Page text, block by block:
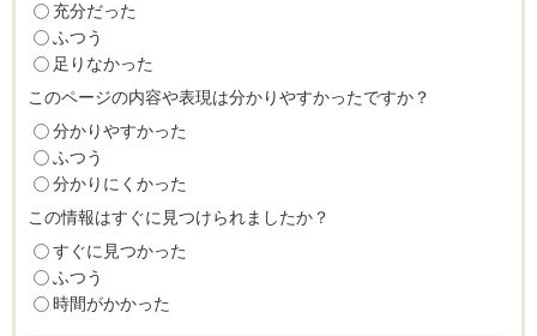
充分だった
ふつう
足りなかった
このページの内容や表現は分かりやすかったですか？
分かりやすかった
ふつう
分かりにくかった
この情報はすぐに見つけられましたか？
すぐに見つかった
ふつう
時間がかかった